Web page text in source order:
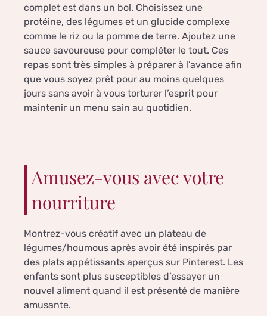
complet est dans un bol. Choisissez une
protéine, des légumes et un glucide complexe
comme le riz ou la pomme de terre. Ajoutez une
sauce savoureuse pour compléter le tout. Ces
repas sont très simples à préparer à l’avance afin
que vous soyez prêt pour au moins quelques
jours sans avoir à vous torturer l’esprit pour
maintenir un menu sain au quotidien.
Amusez-vous avec votre
nourriture
Montrez-vous créatif avec un plateau de
légumes/houmous après avoir été inspirés par
des plats appétissants aperçus sur Pinterest. Les
enfants sont plus susceptibles d’essayer un
nouvel aliment quand il est présenté de manière
amusante.